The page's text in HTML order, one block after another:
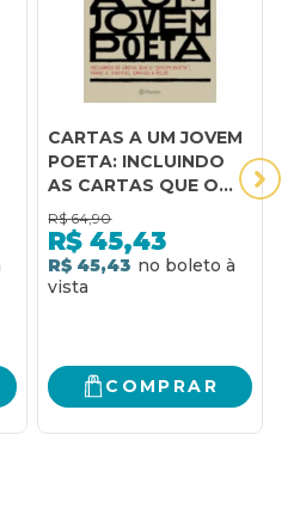
CARTAS A UM JOVEM
POETA: INCLUINDO
AS CARTAS QUE O
JOVEM POETA, FRANZ
X. KAPPUS, ENVIOU A
RILKE
R$ 64,90
R$ 45,43
R$ 45,43
COMPRAR